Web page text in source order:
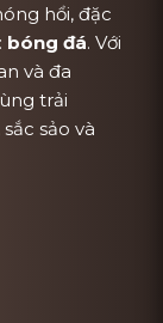
hổi, đặc
bóng đá. Với
và đa
trải
sảo và